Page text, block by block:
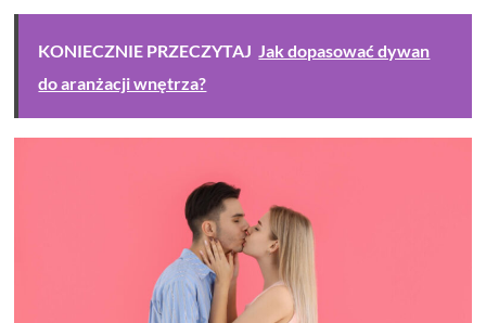
KONIECZNIE PRZECZYTAJ Jak dopasować dywan
do aranżacji wnętrza?